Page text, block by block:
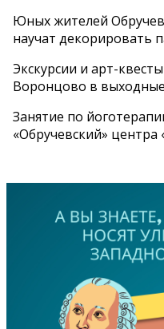
Юных жителей
научат декорировать
Экскурсии и арт-
Воронцово в выходные
Занятие по
«Обручевский» центра